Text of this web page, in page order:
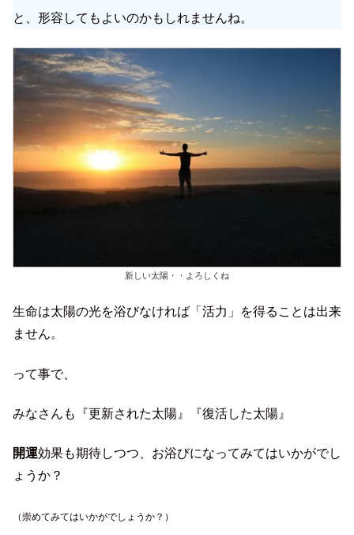
と、形容してもよいのかもしれませんね。
新しい太陽・・よろしくね
生命は太陽の光を浴びなければ「活力」を得ることは出来
ません。
って事で、
みなさんも『更新された太陽』『復活した太陽』
開運効果も期待しつつ、お浴びになってみてはいかがでし
ょうか？
（崇めてみてはいかがでしょうか？）